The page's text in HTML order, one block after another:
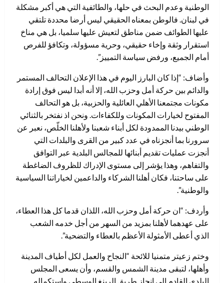
الوطنية وعدم البحث في حلها، والطائفية التي هي أكبر مشكلة
في لبنان. فالوطن بمعناه الحقيقي ليس أرضا محددة تلتقي
عليها الطوائف ضمن مناطق لتعيش عليها سلميا، بل هي مناخ
استقرار وثقة وإخاء حقيقي، وحرية مسؤولة، وتكافؤ للفرص
أمام الجميع، ورفض سياسة التمييز”.
وأضاف: “إذا كان البارز اليوم في هذا الإعلان التحالف المستمر
والدائم بين حركة أمل وحزب الله، إلا أنه أبدا ليس فوق إرادة
مكونات مجتمعنا الأهلي العائلية والحزبية، بل هو التحالف
المفتوح لخيارات المكونات وللكفاءات. ونحن اذ نفتخر بالثنائي
الوطني بيدنا الممدودة لكل أبناء شعبنا ولأهلنا الخلّص، نعبر عن
سرورنا بما أنجزناه في عدد كبير من القرى والبلدات التي
أنجزت عمليات تقديم أبنائها للمجالس البلدية عبر التوافق
والتفاهم، وهذا يؤشر إلى مستوى الإدراك للظروف الضاغطة
على ساحتنا، فكان أهلنا الشركاء والداعمين لخياراتنا السياسية
والوطنية”.
وأردف: “ان حركة أمل وحزب الله، اللذان قدما كل هذا العطاء،
على عهدهما لأهلنا بمزيد من السهر من أجل خدمه الشعب
الذي أعطى الأمثولة الأعظم بالعطاء والتضحية”.
وختم زعيتر متمنيا للائحة “النجاح والعمل لكل أطياف المدينة
وأهلها، لتبقى مدينة الشمس والقسم، وأن يسعى المجلس
البلدي القادم إلى انجاز طريق الرينغ الوسطي واستكماله